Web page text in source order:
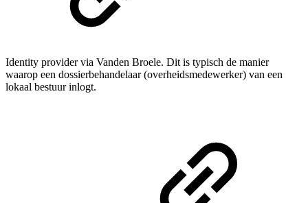
Identity provider via Vanden Broele. Dit is typisch de manier
waarop een dossierbehandelaar (overheidsmedewerker) van een
lokaal bestuur inlogt.